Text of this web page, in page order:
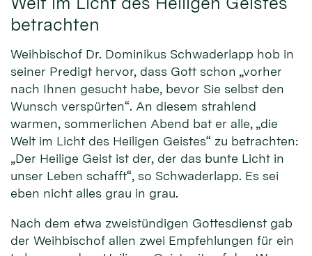
betrachten
Weihbischof Dr. Dominikus Schwaderlapp hob in
seiner Predigt hervor, dass Gott schon „vorher
nach Ihnen gesucht habe, bevor Sie selbst den
Wunsch verspürten“. An diesem strahlend
warmen, sommerlichen Abend bat er alle, „die
Welt im Licht des Heiligen Geistes“ zu betrachten:
„Der Heilige Geist ist der, der das bunte Licht in
unser Leben schafft“, so Schwaderlapp. Es sei
eben nicht alles grau in grau.
Nach dem etwa zweistündigen Gottesdienst gab
der Weihbischof allen zwei Empfehlungen für ein